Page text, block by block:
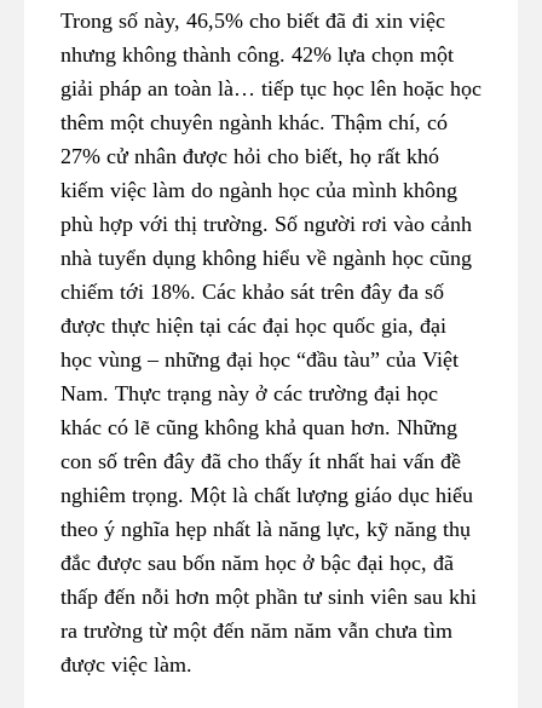
Trong số này, 46,5% cho biết đã đi xin việc
nhưng không thành công. 42% lựa chọn một
giải pháp an toàn là… tiếp tục học lên hoặc học
thêm một chuyên ngành khác. Thậm chí, có
27% cử nhân được hỏi cho biết, họ rất khó
kiếm việc làm do ngành học của mình không
phù hợp với thị trường. Số người rơi vào cảnh
nhà tuyển dụng không hiểu về ngành học cũng
chiếm tới 18%. Các khảo sát trên đây đa số
được thực hiện tại các đại học quốc gia, đại
học vùng – những đại học “đầu tàu” của Việt
Nam. Thực trạng này ở các trường đại học
khác có lẽ cũng không khả quan hơn. Những
con số trên đây đã cho thấy ít nhất hai vấn đề
nghiêm trọng. Một là chất lượng giáo dục hiểu
theo ý nghĩa hẹp nhất là năng lực, kỹ năng thụ
đắc được sau bốn năm học ở bậc đại học, đã
thấp đến nỗi hơn một phần tư sinh viên sau khi
ra trường từ một đến năm năm vẫn chưa tìm
được việc làm.